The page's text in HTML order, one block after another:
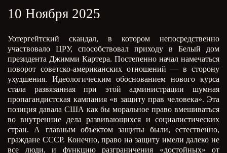
10 Ноября 2025
Уотергейтский скандал, в котором непосредственно
участвовало ЦРУ, способствовал приходу в Белый дом
президента Джимми Картера. Постепенно начал намечаться
поворот советско-американских отношений — в сторону
ухудшения. Идеологическим обоснованием нового курса
стала развязанная при этой администрации шумная
пропагандистская кампания «в защиту прав человека». Эта
позиция давала США как бы моральное право вмешиваться
во внутренние дела развивающихся и социалистических
стран. А главным объектом защиты были, естественно,
граждане СССР. Конечно, право на защиту имели далеко не
все люди, и функцию разграничения «достойных» от